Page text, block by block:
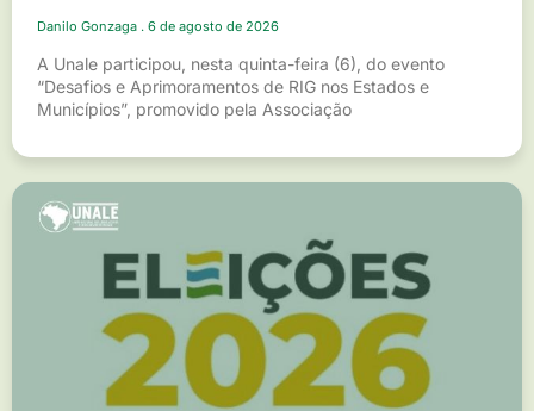
Danilo Gonzaga 6 de agosto de 2026
A Unale participou, nesta quinta-feira (6), do evento
“Desafios e Aprimoramentos de RIG nos Estados e
Municípios”, promovido pela Associação